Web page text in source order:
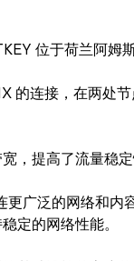
位于荷兰阿姆
的连接，在两处
，提高了流量稳
广泛的网络和内
定的网络性能。